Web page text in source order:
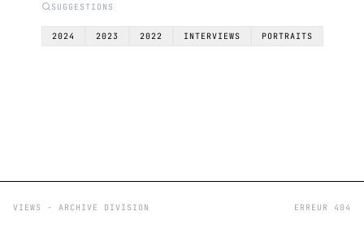
SUGGESTIONS
2024 2023 2022 INTERVIEWS PORTRAITS
VIEWS - ARCHIVE DIVISION ERREUR 404